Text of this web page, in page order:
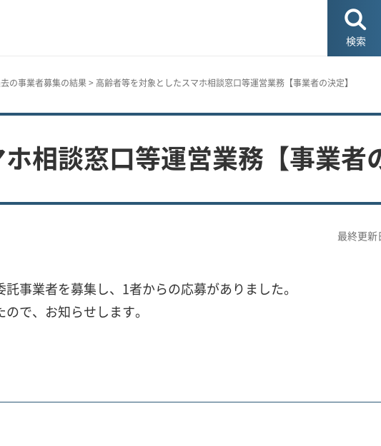
検索
の事業者募集の結果> 高齢者等を対象としたスマホ相談窓口等運営業務【事業者の決定】
相談窓口等運営業務【事業者
最終更新
事業者を募集し、1者からの応募がありました。
で、お知らせします。